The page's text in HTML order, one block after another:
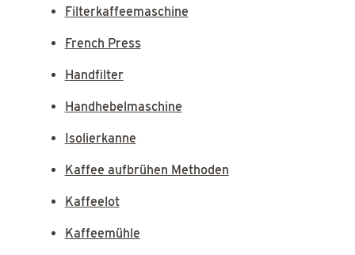
Filterkaffeemaschine
French Press
Handfilter
Handhebelmaschine
Isolierkanne
Kaffee aufbrühen Methoden
Kaffeelot
Kaffeemühle